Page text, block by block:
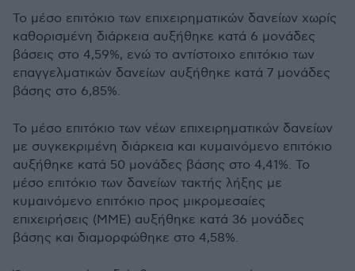
Το μέσο επιτόκιο των επιχειρηματικών δανείων χωρίς
καθορισμένη διάρκεια αυξήθηκε κατά 6 μονάδες
βάσεις στο 4,59%, ενώ το αντίστοιχο επιτόκιο των
επαγγελματικών δανείων αυξήθηκε κατά 7 μονάδες
βάσης στο 6,85%.
Το μέσο επιτόκιο των νέων επιχειρηματικών δανείων
με συγκεκριμένη διάρκεια και κυμαινόμενο επιτόκιο
αυξήθηκε κατά 50 μονάδες βάσης στο 4,41%. Το
μέσο επιτόκιο των δανείων τακτής λήξης με
κυμαινόμενο επιτόκιο προς μικρομεσαίες
επιχειρήσεις (ΜΜΕ) αυξήθηκε κατά 36 μονάδες
βάσης και διαμορφώθηκε στο 4,58%.